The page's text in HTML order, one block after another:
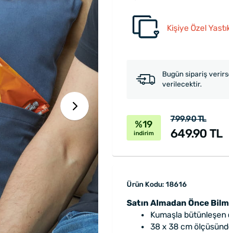
Kişiye Özel
Bugün sipariş
verilecektir.
%19
indirim
799.90 TL
649.90 TL
Ürün Kodu: 18616
Satın Almadan Önce
Kumaşla bütünleşen
38 x 38 cm